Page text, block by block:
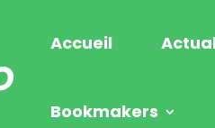
Accueil
Bookmakers